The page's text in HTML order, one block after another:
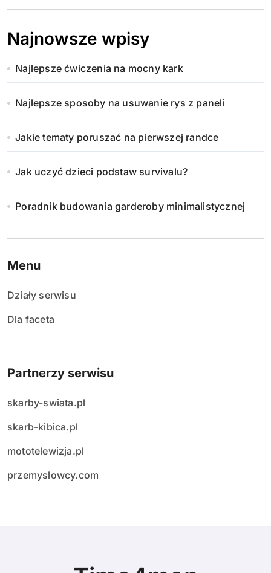
Najnowsze wpisy
Najlepsze ćwiczenia na mocny kark
Najlepsze sposoby na usuwanie rys z paneli
Jakie tematy poruszać na pierwszej randce
Jak uczyć dzieci podstaw survivalu?
Poradnik budowania garderoby minimalistycznej
Menu
Działy serwisu
Dla faceta
Partnerzy serwisu
skarby-swiata.pl
skarb-kibica.pl
mototelewizja.pl
przemyslowcy.com